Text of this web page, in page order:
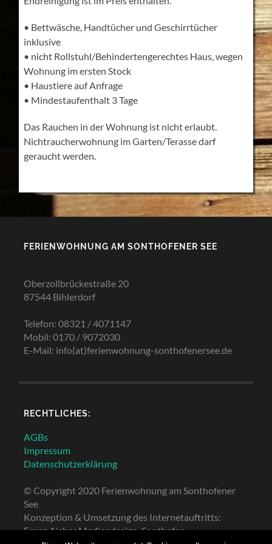
• Bettwäsche, Handtücher und Geschirrtücher
inklusive
• nicht Rollstuhl/Behindertengerechtes Haus, wegen
Wohnung im ersten Stock
• Haustiere auf Anfrage
• Mindestaufenthalt 3 Tage
Das Rauchen in der Wohnung ist nicht erlaubt.
Nichtraucherwohnung im Garten/Terasse darf
geraucht werden.
FERIENWOHNUNG AM SONTHOFENER SEE
Oberzollbrückestraße 20
87544 Bihlerdorf
Telefon: 08321 / 4071147
Mobil: 0170 / 9072030
E-Mail: info(at)ferienwohnung-sonthofenersee.de
RECHTLICHES:
AGBs
Impressum
Datenschutzerklärung
© Copyright 2020 Ferienwohnung am Sonthofener
See
Konzeption & Umsetzung des Internetauftritts:
Franz Aicher Mediendesign, Sonthofen